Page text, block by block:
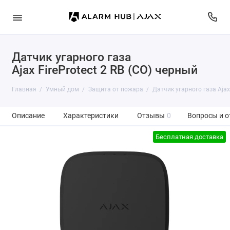
Датчик угарного газа
Ajax FireProtect 2 RB (CO) черный
Главная Умный дом Защита от пожара Датчик угарного газа
Описание Характеристики Отзывы 0 Вопросы и
Бесплатная доставка